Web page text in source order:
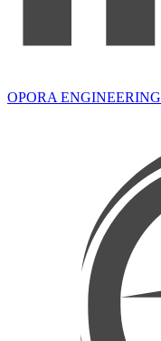
OPORA ENGINEERING